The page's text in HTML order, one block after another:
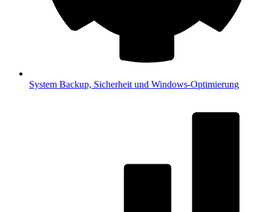
System Backup, Sicherheit und Windows-Optimierung